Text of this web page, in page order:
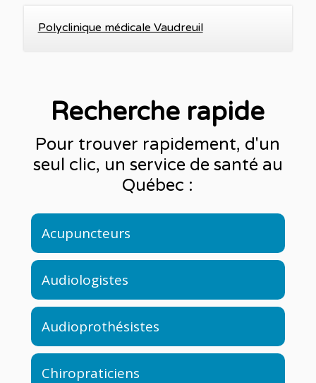
Polyclinique médicale Vaudreuil
Recherche rapide
Pour trouver rapidement, d'un
seul clic, un service de santé au
Québec :
Acupuncteurs
Audiologistes
Audioprothésistes
Chiropraticiens